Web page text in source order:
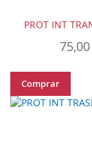
PROT INT
Comprar